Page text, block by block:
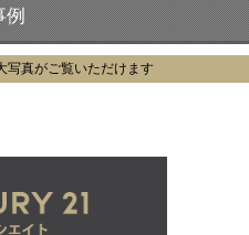
例
写真がご覧いただけます